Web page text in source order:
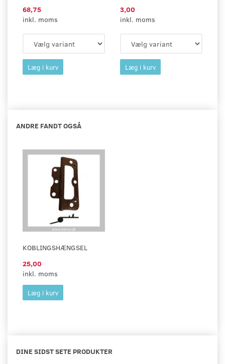
68,75
inkl. moms
Læg i kurv
3,00
inkl. moms
Læg i kurv
ANDRE FANDT OGSÅ
KOBLINGSHÆNGSEL
25,00
inkl. moms
Læg i kurv
DINE SIDST SETE PRODUKTER